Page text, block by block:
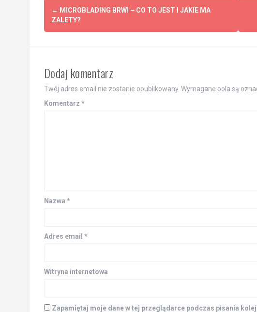
Post
navigation
← MICROBLADING BRWI – CO TO JEST I JAKIE MA
ZALETY?
Dodaj komentarz
Twój adres email nie zostanie opublikowany. Wymagane pola są
Komentarz *
Nazwa *
Adres email *
Witryna internetowa
Zapamiętaj moje dane w tej przeglądarce podczas pisania